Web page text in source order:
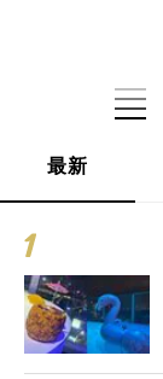
最新